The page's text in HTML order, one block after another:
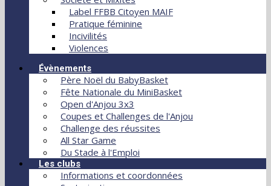
Label FFBB Citoyen MAIF
Pratique féminine
Incivilités
Violences
Évènements
Père Noël du BabyBasket
Fête Nationale du MiniBasket
Open d'Anjou 3x3
Coupes et Challenges de l'Anjou
Challenge des réussites
All Star Game
Du Stade à l'Emploi
Les clubs
Informations et coordonnées